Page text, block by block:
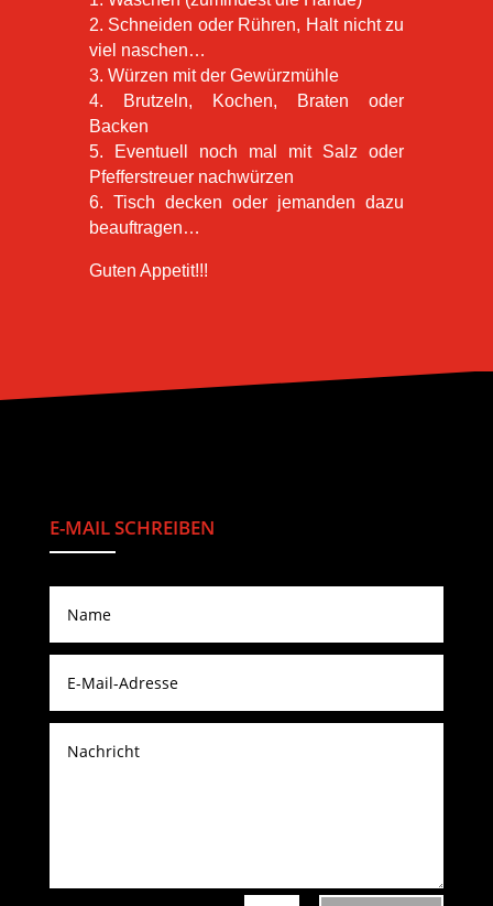
2. Schneiden oder Rühren, Halt nicht zu
viel naschen…
3. Würzen mit der Gewürzmühle
4. Brutzeln, Kochen, Braten oder
Backen
5. Eventuell noch mal mit Salz oder
Pfefferstreuer nachwürzen
6. Tisch decken oder jemanden dazu
beauftragen…
Guten Appetit!!!
E-MAIL SCHREIBEN